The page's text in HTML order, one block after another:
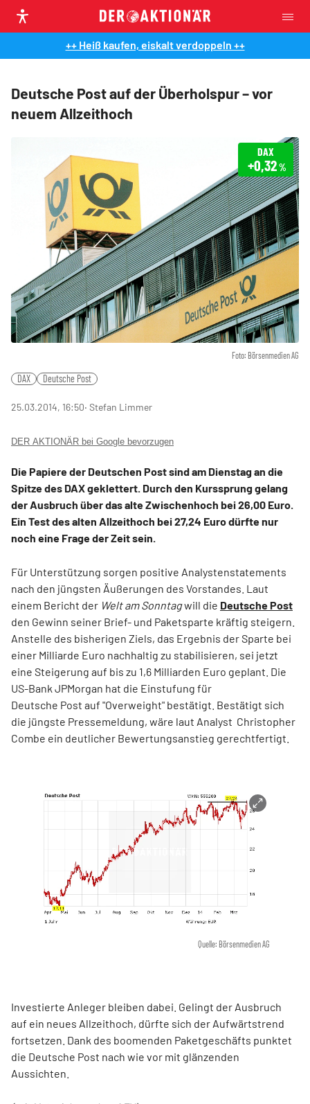
++ Heiß kaufen, eiskalt verdoppeln ++
Deutsche Post auf der Überholspur – vor
neuem Allzeithoch
Foto: Börsenmedien AG
DAX
+0,32%
DAX Deutsche Post
25.03.2014, 16:50‧ Stefan Limmer
DER AKTIONÄR bei Google bevorzugen
Die Papiere der Deutschen Post sind am Dienstag an die
Spitze des DAX geklettert. Durch den Kurssprung gelang
der Ausbruch über das alte Zwischenhoch bei 26,00 Euro.
Ein Test des alten Allzeithoch bei 27,24 Euro dürfte nur
noch eine Frage der Zeit sein.
Für Unterstützung sorgen positive Analystenstatements
nach den jüngsten Äußerungen des Vorstandes. Laut
einem Bericht der Welt am Sonntagwill die Deutsche Post
den Gewinn seiner Brief- und Paketsparte kräftig steigern.
Anstelle des bisherigen Ziels, das Ergebnis der Sparte bei
einer Milliarde Euro nachhaltig zu stabilisieren, sei jetzt
eine Steigerung auf bis zu 1,6 Milliarden Euro geplant. Die
US-Bank JPMorgan hat die Einstufung für
Deutsche Post auf "Overweight" bestätigt. Bestätigt sich
die jüngste Pressemeldung, wäre laut Analyst Christopher
Combe ein deutlicher Bewertungsanstieg gerechtfertigt.
Quelle: Börsenmedien AG
Investierte Anleger bleiben dabei. Gelingt der Ausbruch
auf ein neues Allzeithoch, dürfte sich der Aufwärtstrend
fortsetzen. Dank des boomenden Paketgeschäfts punktet
die Deutsche Post nach wie vor mit glänzenden
Aussichten.